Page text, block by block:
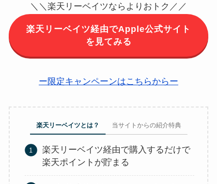
＼＼楽天リーベイツならよりおトク／／
楽天リーベイツ経由でApple公式サイト
を見てみる
ー限定キャンペーンはこちらからー
楽天リーベイツとは？ 当サイトからの紹介特典
楽天リーベイツ経由で購入するだけで
楽天ポイントが貯まる